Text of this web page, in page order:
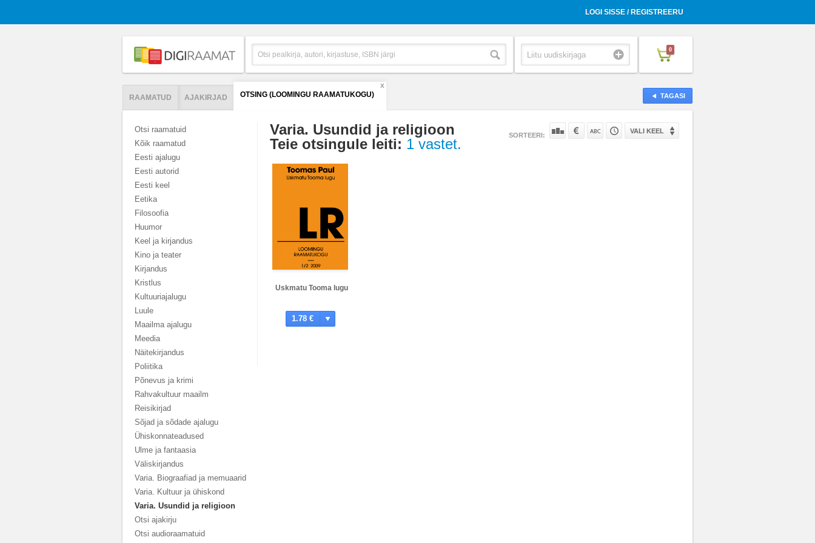
LOGI SISSE / REGISTREERU
0
TAGASI
RAAMATUD AJAKIRJAD OTSING (LOOMINGU RAAMATUKOGU)
X
Otsi raamatuid
Kõik raamatud
Eesti ajalugu
Eesti autorid
Eesti keel
Eetika
Filosoofia
Huumor
Keel ja kirjandus
Kino ja teater
Kirjandus
Kristlus
Kultuuriajalugu
Luule
Maailma ajalugu
Meedia
Näitekirjandus
Poliitika
Põnevus ja krimi
Rahvakultuur maailm
Reisikirjad
Sõjad ja sõdade ajalugu
Ühiskonnateadused
Ulme ja fantaasia
Väliskirjandus
Varia. Biograafiad ja memuaarid
Varia. Kultuur ja ühiskond
Varia. Usundid ja religioon
Otsi ajakirju
Otsi audioraamatuid
Varia. Usundid ja religioon
Teie otsingule leiti: 1 vastet.
SORTEERI:
VALI KEEL
Uskmatu Tooma lugu
1.78 €